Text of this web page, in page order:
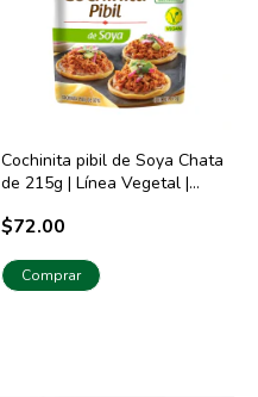
Cochinita pibil de Soya Chata
de 215g | Línea Vegetal |
$72.00
Comprar